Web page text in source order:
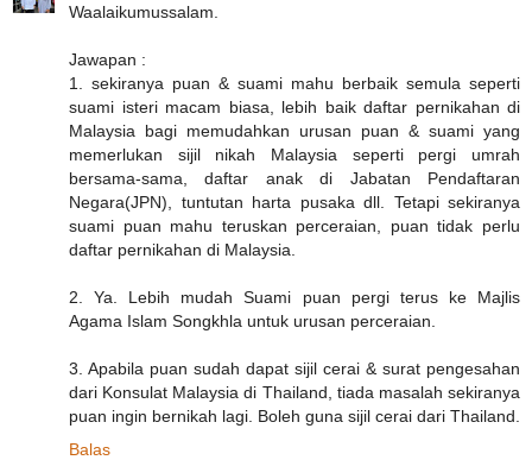
Waalaikumussalam.
Jawapan :
1. sekiranya puan & suami mahu berbaik semula seperti
suami isteri macam biasa, lebih baik daftar pernikahan di
Malaysia bagi memudahkan urusan puan & suami yang
memerlukan sijil nikah Malaysia seperti pergi umrah
bersama-sama, daftar anak di Jabatan Pendaftaran
Negara(JPN), tuntutan harta pusaka dll. Tetapi sekiranya
suami puan mahu teruskan perceraian, puan tidak perlu
daftar pernikahan di Malaysia.
2. Ya. Lebih mudah Suami puan pergi terus ke Majlis
Agama Islam Songkhla untuk urusan perceraian.
3. Apabila puan sudah dapat sijil cerai & surat pengesahan
dari Konsulat Malaysia di Thailand, tiada masalah sekiranya
puan ingin bernikah lagi. Boleh guna sijil cerai dari Thailand.
Balas